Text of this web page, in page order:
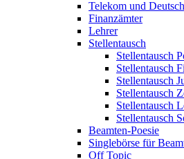
Telekom und
Finanzämter
Lehrer
Stellentausch
Stellentausch
Stellentausch
Stellentausch
Stellentausch
Stellentausch
Stellentausch
Beamten-Poesie
Singlebörse für
Off Topic